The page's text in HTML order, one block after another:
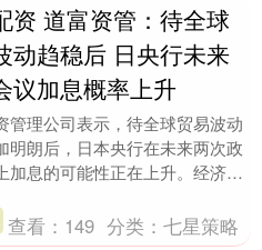
资 道富资管：待全球
动趋稳后 日央行未来
议加息概率上升
管理公司表示，待全球贸易波动
明朗后，日本央行在未来两次政
加息的可能性正在上升。经济学
查看： 149 分类：七星策略